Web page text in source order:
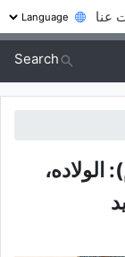
عنا
Search
الولاده،